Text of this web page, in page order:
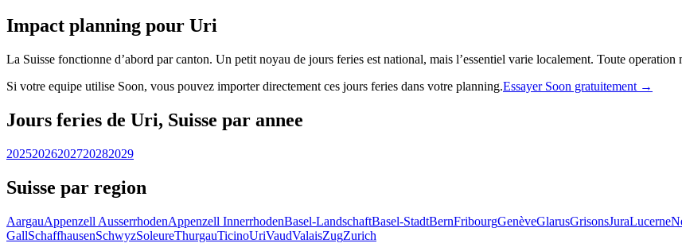
Impact planning pour Uri
La Suisse fonctionne d’abord par canton. Un petit noyau de jours feries est national, mais l’essentiel varie localement. Toute
Si votre equipe utilise Soon, vous pouvez importer directement ces jours feries dans votre planning.Essayer Soon gratuitement →
Jours feries de Uri, Suisse par annee
20252026202720282029
Suisse par region
AargauAppenzell AusserrhodenAppenzell InnerrhodenBasel-LandschaftBasel-StadtBernFribourgGenèveGlarusGrisonsJuraLucerne
GallSchaffhausenSchwyzSoleureThurgauTicinoUriVaudValaisZugZurich